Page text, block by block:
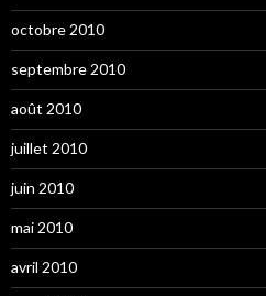
octobre 2010
septembre 2010
août 2010
juillet 2010
juin 2010
mai 2010
avril 2010